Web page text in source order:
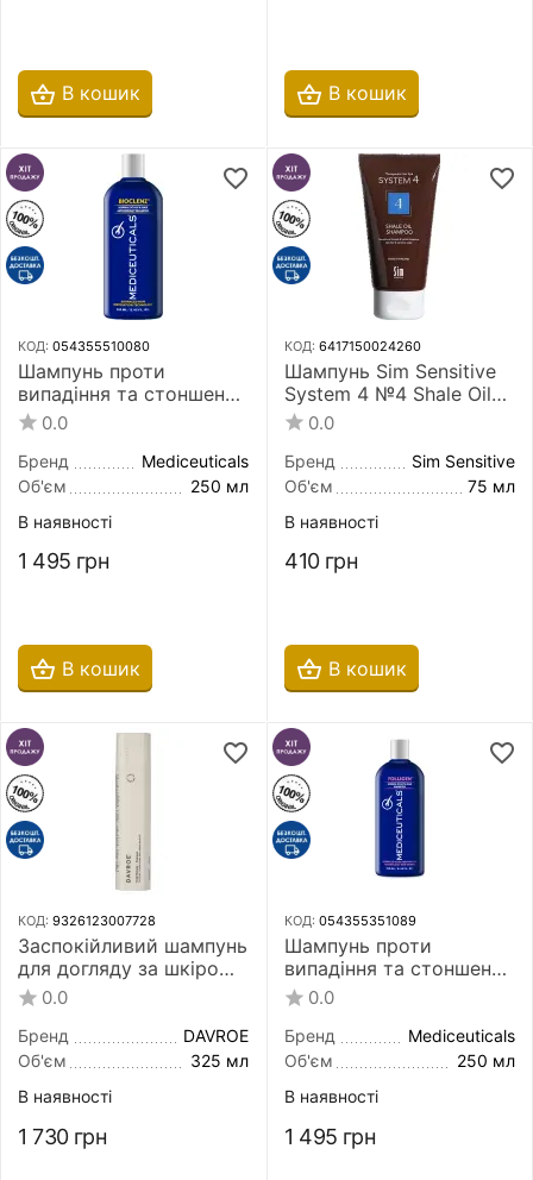
В кошик В кошик
КОД: 054355510080
Шампунь проти
випадіння та стоншення
волосся Mediceuticals
Bioclenz Advanced Hair
Restoration Technology
250 мл для нормальної
0.0
Бренд
Mediceuticals
Об'єм
250 мл
В наявності
1 495 грн
В кошик
КОД: 6417150024260
Шампунь Sim Sensitive
System 4 №4 Shale Oil
Shampoo 75 мл для
жирної і чутливої шкіри
голови
0.0
Бренд
Sim Sensitive
Об'єм
75 мл
В наявності
410 грн
В кошик
КОД: 9326123007728
Заспокійливий шампунь
для догляду за шкірою
голови DAVROE Scalp
Remedy Shampoo 325
мл
0.0
Бренд
DAVROE
Об'єм
325 мл
В наявності
1 730 грн
КОД: 054355351089
Шампунь проти
випадіння та стоншення
волосся Mediceuticals
Folligen Advanced Hair
Restoration Technology
Women 250 мл для
нормальної шкіри ...
0.0
Бренд
Mediceuticals
Об'єм
250 мл
В наявності
1 495 грн